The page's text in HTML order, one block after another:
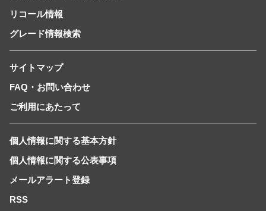
リコール情報
グレード情報検索
サイトマップ
FAQ・お問い合わせ
ご利用にあたって
個人情報に関する基本方針
個人情報に関する公表事項
メールアラート登録
RSS